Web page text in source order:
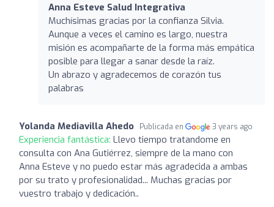
Anna Esteve Salud Integrativa
Muchísimas gracias por la confianza Silvia.
Aunque a veces el camino es largo, nuestra
misión es acompañarte de la forma más empática
posible para llegar a sanar desde la raíz.
Un abrazo y agradecemos de corazón tus
palabras
Yolanda Mediavilla Ahedo Publicada en 3 years ago
Experiencia fantástica: Llevo tiempo tratandome en
consulta con Ana Gutiérrez, siempre de la mano con
Anna Esteve y no puedo estar más agradecida a ambas
por su trato y profesionalidad... Muchas gracias por
vuestro trabajo y dedicación..